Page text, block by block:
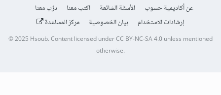
عن أكاديمية حسوب الأسئلة الشائعة اكتب معنا
درّب معنا
إرشادات الاستخدام
بيان الخصوصية مركز المساعدة
© 2025 Hsoub.Content licensed underCC BY-NC-SA 4.0unless mentioned
otherwise.